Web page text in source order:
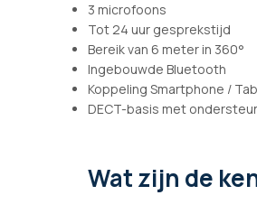
3 microfoons
Tot 24 uur gesprekstijd
Bereik van 6 meter in 360°
Ingebouwde Bluetooth
Koppeling Smartphone /
DECT-basis met
Wat zijn de